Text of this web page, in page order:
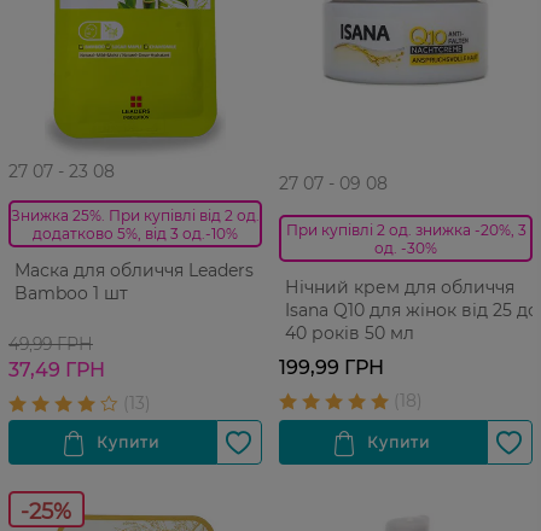
27 07 - 23 08
Знижка 25%. При купівлі від 2 од.
додатково 5%, від 3 од.-10%
Маска для обличчя Leaders
Bamboo 1 шт
49,99 ГРН
37,49 ГРН
27 07 - 09 08
При купівлі 2 од. знижка -20%, 3
од. -30%
Нічний крем для обличчя
Isana Q10 для жінок від 25 до
40 років 50 мл
199,99 ГРН
-25%